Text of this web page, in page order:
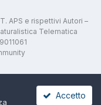
APS e rispettivi Autori –
Telematica
Accetto